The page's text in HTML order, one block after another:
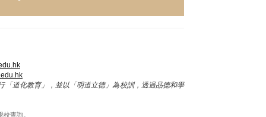
道化教育」，並以「明道立德」為校訓，透過品德和學
查詢。